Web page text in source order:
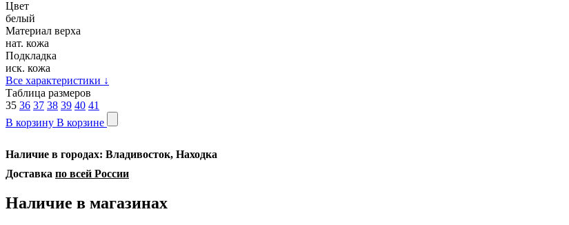
Цвет
белый
Материал верха
нат. кожа
Подкладка
иск. кожа
Все характеристики ↓
Таблица размеров
35 36 37 38 39 40 41
В корзину В корзине
Наличие в городах: Владивосток, Находка
Доставка по всей России
Наличие в магазинах